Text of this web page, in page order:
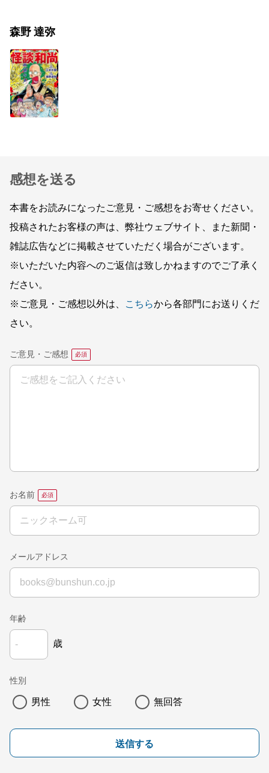
森野 達弥
感想を送る
本書をお読みになったご意見・ご感想をお寄せください。
投稿されたお客様の声は、弊社ウェブサイト、また新聞・
雑誌広告などに掲載させていただく場合がございます。
※いただいた内容へのご返信は致しかねますのでご了承く
ださい。
※ご意見・ご感想以外は、
こちらから各部門にお送りくだ
さい。
ご意見・ご感想
お名前
メールアドレス
年齢
歳
性別
男性 女性 無回答
送信する